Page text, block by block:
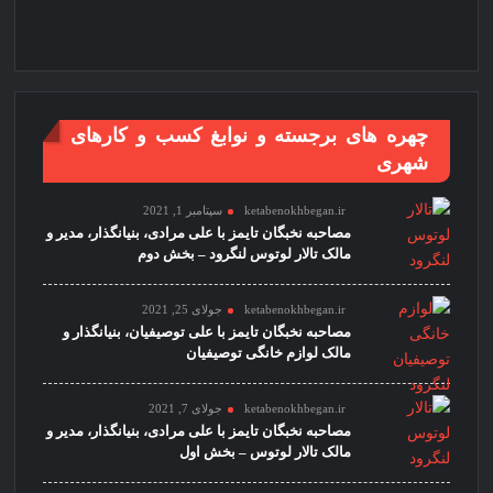
چهره های برجسته و نوابغ کسب و کارهای
شهری
ketabenokhbegan.ir سپتامبر 1, 2021
مصاحبه نخبگان تایمز با علی مرادی، بنیانگذار، مدیر و
مالک تالار لوتوس لنگرود – بخش دوم
ketabenokhbegan.ir جولای 25, 2021
مصاحبه نخبگان تایمز با علی توصیفیان، بنیانگذار و
مالک لوازم خانگی توصیفیان
ketabenokhbegan.ir جولای 7, 2021
مصاحبه نخبگان تایمز با علی مرادی، بنیانگذار، مدیر و
مالک تالار لوتوس – بخش اول